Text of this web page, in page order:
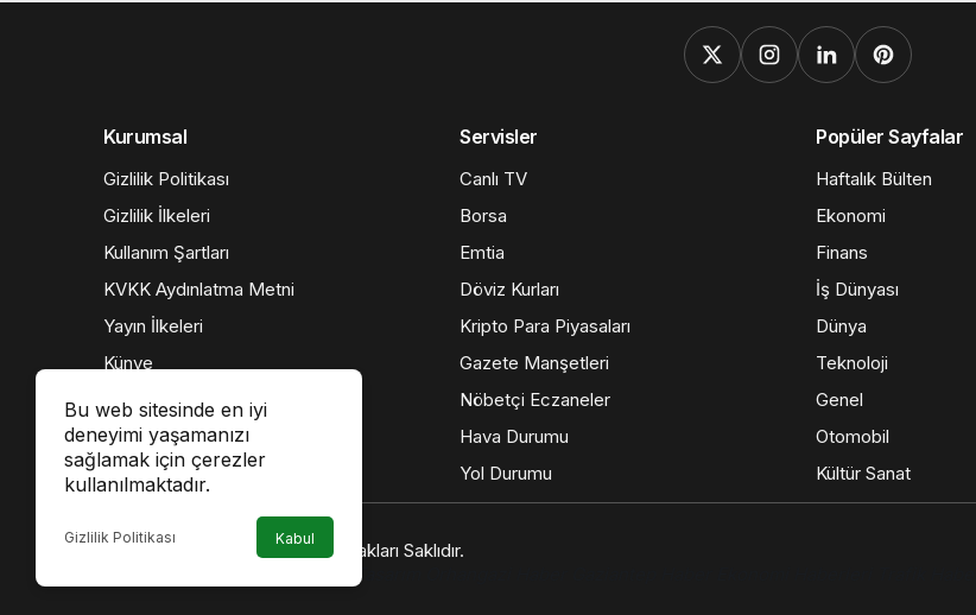
Bu web sitesinde en iyi
deneyimi yaşamanızı
sağlamak için çerezler
kullanılmaktadır.
Gizlilik Politikası Kabul
Kurumsal
Gizlilik Politikası
Gizlilik İlkeleri
Kullanım Şartları
KVKK Aydınlatma Metni
Yayın İlkeleri
Künye
İletişim
Servisler
Canlı TV
Borsa
Emtia
Döviz Kurları
Kripto Para Piyasaları
Gazete Manşetleri
Nöbetçi Eczaneler
Hava Durumu
Yol Durumu
Popüler Sayfalar
Haftalık Bülten
Ekonomi
Finans
İş Dünyası
Dünya
Teknoloji
Genel
Otomobil
Kültür Sanat
© Telif Hakkı 2026, Tüm Hakları Saklıdır.
Hatay Web Tasarım